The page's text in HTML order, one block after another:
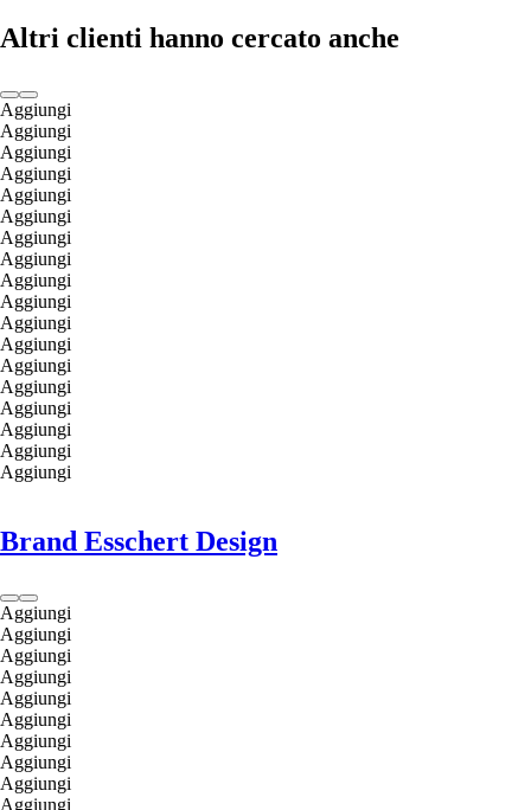
Altri clienti hanno cercato anche
Aggiungi
Aggiungi
Aggiungi
Aggiungi
Aggiungi
Aggiungi
Aggiungi
Aggiungi
Aggiungi
Aggiungi
Aggiungi
Aggiungi
Aggiungi
Aggiungi
Aggiungi
Aggiungi
Aggiungi
Aggiungi
Brand Esschert Design
Aggiungi
Aggiungi
Aggiungi
Aggiungi
Aggiungi
Aggiungi
Aggiungi
Aggiungi
Aggiungi
Aggiungi